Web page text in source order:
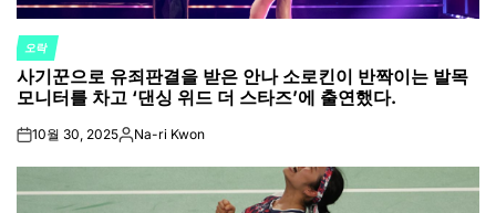
POSTED
IN
오락
사기꾼으로 유죄판결을 받은 안나 소로킨이 반짝이는 발목
모니터를 차고 ‘댄싱 위드 더 스타즈’에 출연했다.
on10월 30, 2025Posted
Na-ri Kwon